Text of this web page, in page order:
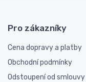
Pro zákazníky
Cena dopravy a platby
Obchodní podmínky
Odstoupení od smlouvy